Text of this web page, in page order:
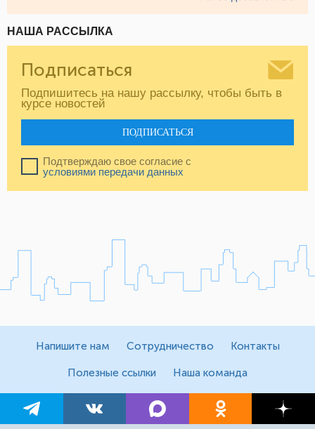
НАША РАССЫЛКА
Подписаться
Подпишитесь на нашу рассылку, чтобы быть в
курсе новостей
ПОДПИСАТЬСЯ
Подтверждаю свое согласие с
условиями передачи данных
Напишите нам Сотрудничество Контакты
Полезные ссылки Наша команда